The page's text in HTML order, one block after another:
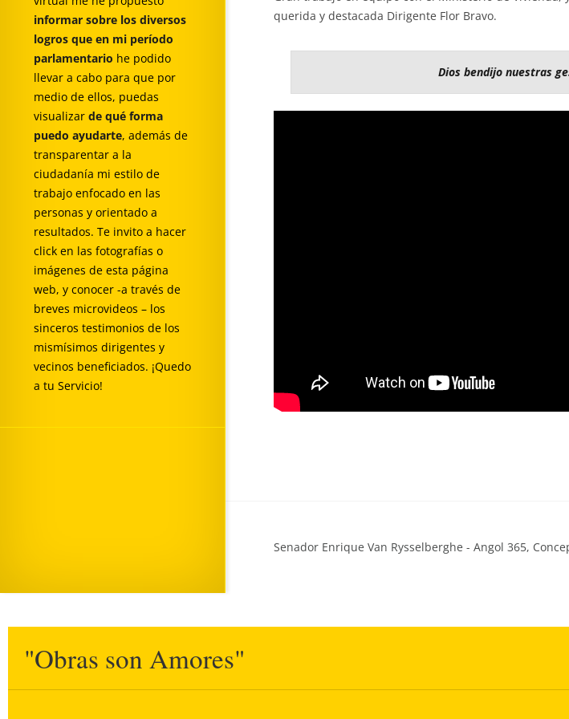
informar sobre los diversos
logros que en mi período
parlamentario he podido
llevar a cabo para que por
medio de ellos, puedas
visualizar de qué forma
puedo ayudarte, además de
transparentar a la
ciudadanía mi estilo de
trabajo enfocado en las
personas y orientado a
resultados. Te invito a hacer
click en las fotografías o
imágenes de esta página
web, y conocer -a través de
breves microvideos – los
sinceros testimonios de los
mismísimos dirigentes y
vecinos beneficiados. ¡Quedo
a tu Servicio!
querida y destacada Dirigente Flor Bravo.
Dios bendijo nuestras
Senador Enrique Van Rysselberghe - Angol 365,
"Obras son Amores"